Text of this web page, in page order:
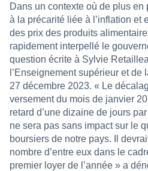
Dans un contexte où de plus en
à la précarité liée à l’inflation et
des prix des produits
rapidement interpellé le
question écrite à Sylvie
l’Enseignement supérieur et
27 décembre 2023. « Le
versement du mois de janvier
retard d’une dizaine de jours
ne sera pas sans impact sur le
boursiers de notre pays. Il
nombre d’entre eux dans le
premier loyer de l’année » a